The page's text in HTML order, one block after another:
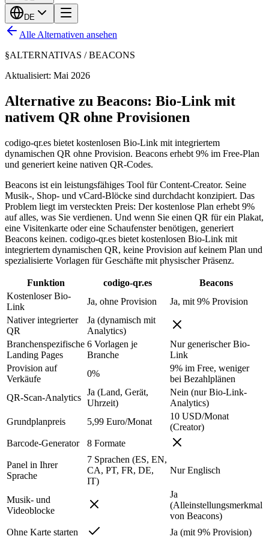
DE
Alle Alternativen ansehen
§ALTERNATIVAS /BEACONS
Aktualisiert: Mai 2026
Alternative zu Beacons: Bio-Link mit
nativem QR ohne Provisionen
codigo-qr.es bietet kostenlosen Bio-Link mit integriertem
dynamischen QR ohne Provision. Beacons erhebt 9% im Free-Plan
und generiert keine nativen QR-Codes.
Beacons ist ein leistungsfähiges Tool für Content-Creator. Seine
Musik-, Shop- und vCard-Blöcke sind durchdacht konzipiert. Das
Problem liegt im versteckten Preis: Der kostenlose Plan erhebt 9%
auf alles, was Sie verdienen. Und wenn Sie einen QR für ein Plakat,
eine Visitenkarte oder eine Schaufenster benötigen, generiert
Beacons keinen. codigo-qr.es bietet kostenlosen Bio-Link mit
integriertem dynamischen QR, keine Provision auf keinem Plan und
spezialisierte Vorlagen für Geschäfte mit physischer Präsenz.
Funktion codigo-qr.es
Beacons
Kostenloser Bio-
Link
Ja, ohne Provision
Ja, mit 9% Provision
Nativer integrierter
QR
Ja (dynamisch mit
Analytics)
Branchenspezifische
Landing Pages
6 Vorlagen je
Branche
Nur generischer Bio-
Link
Provision auf
Verkäufe
0%
9% im Free, weniger
bei Bezahlplänen
QR-Scan-Analytics
Ja (Land, Gerät,
Uhrzeit)
Nein (nur Bio-Link-
Analytics)
Grundplanpreis
5,99 Euro/Monat
10 USD/Monat
(Creator)
Barcode-Generator
8 Formate
Panel in Ihrer
Sprache
7 Sprachen (ES, EN,
CA, PT, FR, DE,
IT)
Nur Englisch
Musik- und
Videoblocke
Ja
(Alleinstellungsmerkmal
von Beacons)
Ohne Karte starten
Ja (mit 9% Provision)